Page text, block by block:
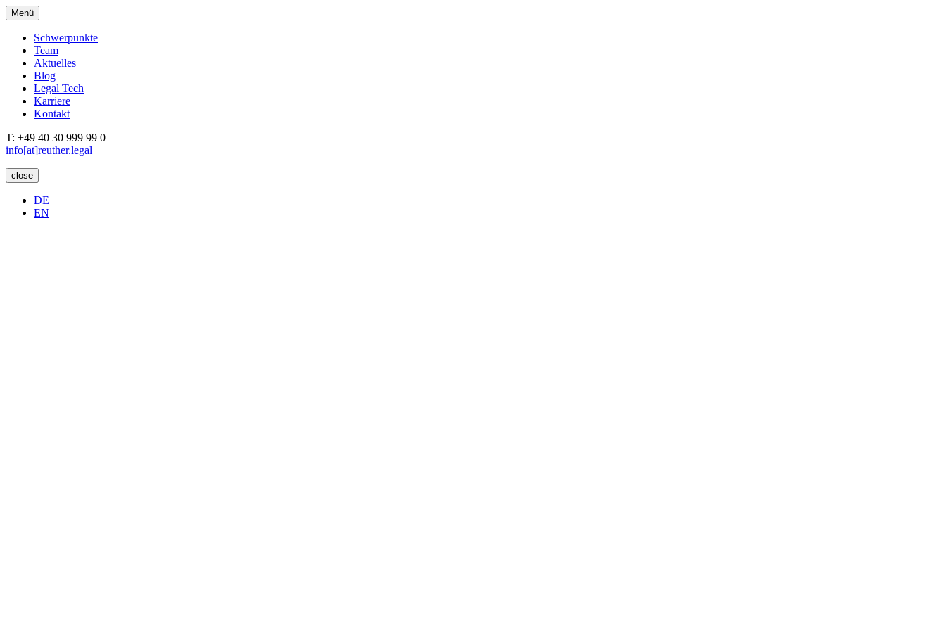
Menü
Schwerpunkte
Team
Aktuelles
Blog
Legal Tech
Karriere
Kontakt
T: +49 40 30 999 99 0
info[at]reuther.legal
close
DE
EN